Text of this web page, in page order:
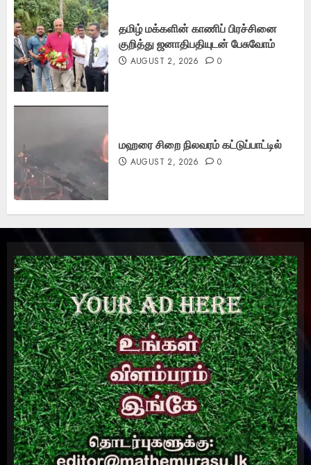
தமிழ் மக்களின் காணிப் பிரச்சினை
குறித்து ஜனாதிபதியுடன் பேசுவோம்
AUGUST 2, 2026 0
மஹரை சிறை நிலவரம் கட்டுப்பாட்டில்
AUGUST 2, 2026 0